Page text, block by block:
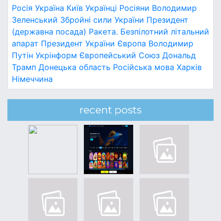
Росія Україна Київ Українці Росіяни Володимир
Зеленський Збройні сили України Президент
(державна посада) Ракета. Безпілотний літальний
апарат Президент України Європа Володимир
Путін Укрінформ Європейський Союз Дональд
Трамп Донецька область Російська мова Харків
Німеччина
recent posts